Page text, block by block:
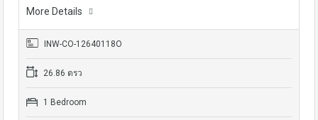
More Details
INW-CO-12640118O
26.86 ตรว
1 Bedroom